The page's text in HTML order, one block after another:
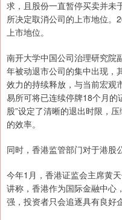
求，且股份一直暂停买卖并未
所决定取消公司的上市地位。
上市地位。
南开大学中国公司治理研究院
年被动退市公司的集中出现，
效力的持续释放，与当前宏观
易所可将已连续停牌18个月的
股”设定了清晰的退出时限，
的效率。
同时，香港监管部门对于港股
今年1月，香港证监会主席黄
讲称，香港作为国际金融中心
强，投资者只会追逐具有良好